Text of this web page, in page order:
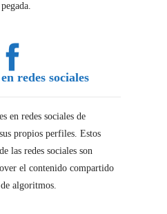
redes sociales
en redes sociales de
propios perfiles. Estos
las redes sociales son
el contenido compartido
algoritmos.